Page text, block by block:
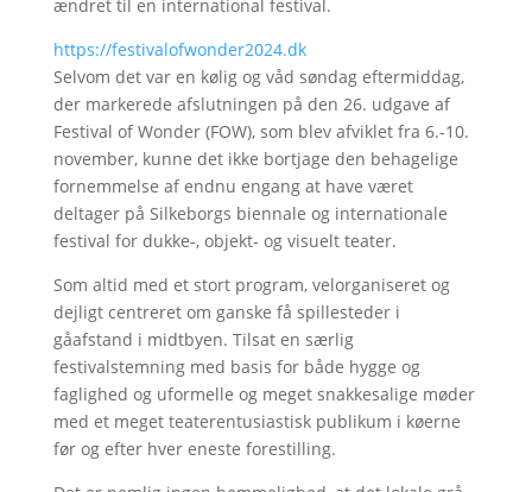
ændret til en international festival.
https://festivalofwonder2024.dk
Selvom det var en kølig og våd søndag eftermiddag,
der markerede afslutningen på den 26. udgave af
Festival of Wonder (FOW), som blev afviklet fra 6.-10.
november, kunne det ikke bortjage den behagelige
fornemmelse af endnu engang at have været
deltager på Silkeborgs biennale og internationale
festival for dukke-, objekt- og visuelt teater.
Som altid med et stort program, velorganiseret og
dejligt centreret om ganske få spillesteder i
gåafstand i midtbyen. Tilsat en særlig
festivalstemning med basis for både hygge og
faglighed og uformelle og meget snakkesalige møder
med et meget teaterentusiastisk publikum i køerne
før og efter hver eneste forestilling.